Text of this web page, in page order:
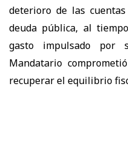
deterioro de las
deuda pública, al
gasto impulsado por
Mandatario
recuperar el equilibrio